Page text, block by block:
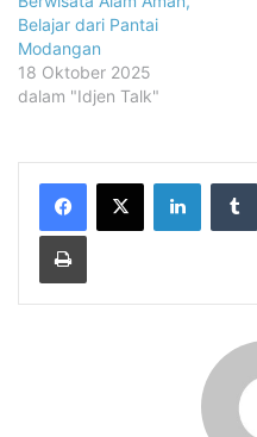
Belajar dari Pantai
Modangan
18 Oktober 2025
dalam "Idjen Talk"
LinkedIn
Print